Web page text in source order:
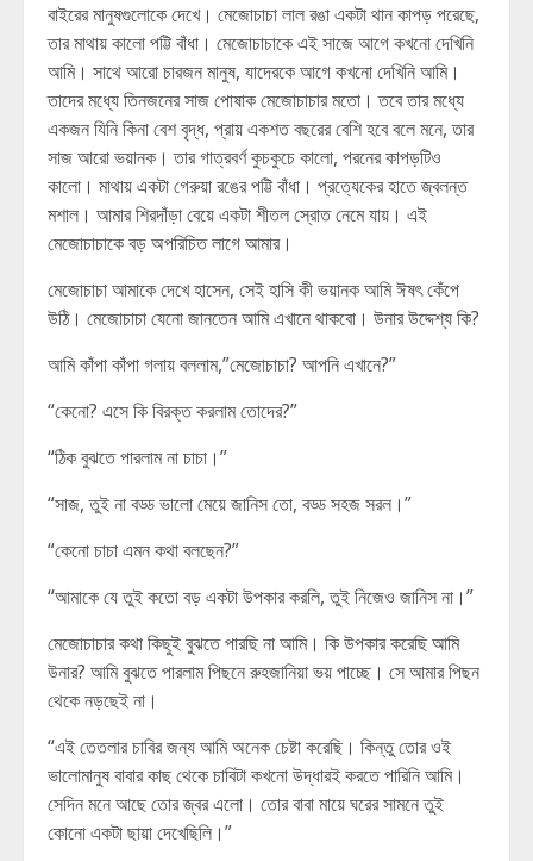
বাইরের মানুষগুলোকে দেখে। মেজোচাচা লাল রঙা একটা থান কাপড় পরেছে,
তার মাথায় কালো পট্টি বাঁধা। মেজোচাচাকে এই সাজে আগে কখনো দেখিনি
আমি। সাথে আরো চারজন মানুষ, যাদেরকে আগে কখনো দেখিনি আমি।
তাদের মধ্যে তিনজনের সাজ পোষাক মেজোচাচার মতো। তবে তার মধ্যে
একজন যিনি কিনা বেশ বৃদ্ধ, প্রায় একশত বছরের বেশি হবে বলে মনে, তার
সাজ আরো ভয়ানক। তার গাত্রবর্ণ কুচকুচে কালো, পরনের কাপড়টিও
কালো। মাথায় একটা গেরুয়া রঙের পট্টি বাঁধা। প্রত্যেকের হাতে জ্বলন্ত
মশাল। আমার শিরদাঁড়া বেয়ে একটা শীতল স্রোত নেমে যায়। এই
মেজোচাচাকে বড় অপরিচিত লাগে আমার।
মেজোচাচা আমাকে দেখে হাসেন, সেই হাসি কী ভয়ানক আমি ঈষৎ কেঁপে
উঠি। মেজোচাচা যেনো জানতেন আমি এখানে থাকবো। উনার উদ্দেশ্য কি?
আমি কাঁপা কাঁপা গলায় বললাম,”মেজোচাচা? আপনি এখানে?”
“কেনো? এসে কি বিরক্ত করলাম তোদের?”
“ঠিক বুঝতে পারলাম না চাচা।”
“সাজ, তুই না বড্ড ভালো মেয়ে জানিস তো, বড্ড সহজ সরল।”
“কেনো চাচা এমন কথা বলছেন?”
“আমাকে যে তুই কতো বড় একটা উপকার করলি, তুই নিজেও জানিস না।”
মেজোচাচার কথা কিছুই বুঝতে পারছি না আমি। কি উপকার করেছি আমি
উনার? আমি বুঝতে পারলাম পিছনে রুহজানিয়া ভয় পাচ্ছে। সে আমার পিছন
থেকে নড়ছেই না।
“এই তেতলার চাবির জন্য আমি অনেক চেষ্টা করেছি। কিন্তু তোর ওই
ভালোমানুষ বাবার কাছ থেকে চাবিটা কখনো উদ্ধারই করতে পারিনি আমি।
সেদিন মনে আছে তোর জ্বর এলো। তোর বাবা মায়ে ঘরের সামনে তুই
কোনো একটা ছায়া দেখেছিলি।”